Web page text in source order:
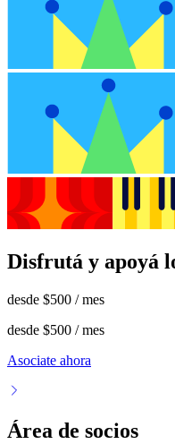
Disfrutá y apoyá
desde $500 / mes
desde $500 / mes
Asociate ahora
Área de socios